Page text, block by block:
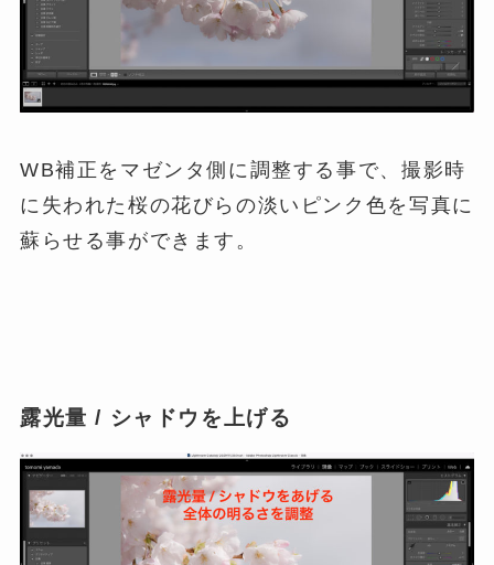
WB補正をマゼンタ側に調整する事で、撮影時
に失われた桜の花びらの淡いピンク色を写真に
蘇らせる事ができます。
露光量 / シャドウを上げる